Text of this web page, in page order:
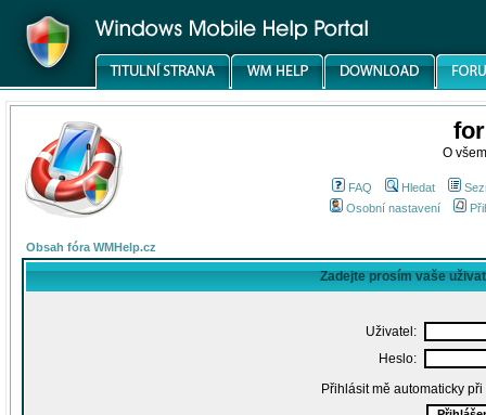
O
FAQ Hledat
Osobní nastavení
Obsah fóra WMHelp.cz
Zadejte prosím vaše
Uživatel:
Heslo:
Přihlásit mě automaticky